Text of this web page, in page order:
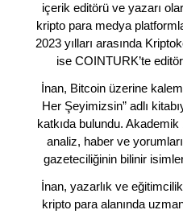
içerik editörü ve yazarı
kripto para medya
2023 yılları arasında
ise COINTURK’te
İnan, Bitcoin üzerine
Her Şeyimizsin” adlı
katkıda bulundu.
analiz, haber ve
gazeteciliğinin bilinir
İnan, yazarlık ve
kripto para alanında